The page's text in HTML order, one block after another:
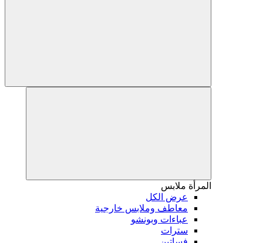
المرأة ملابس
عرض الكل
معاطف وملابس خارجية
عباءات وبونشو
سترات